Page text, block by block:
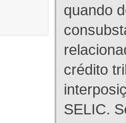
quando
crédito
SELIC.